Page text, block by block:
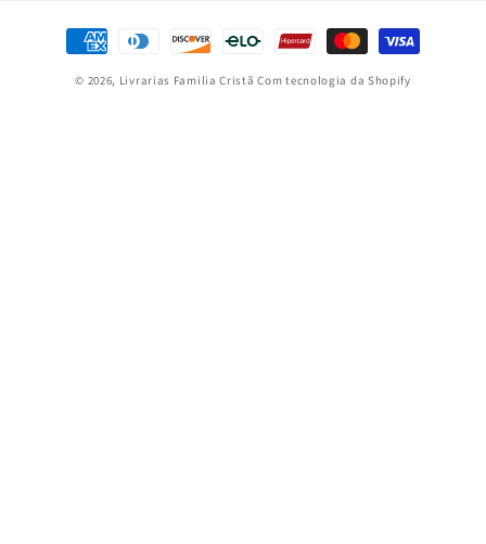
Formas
de
pagamento
© 2026, Livrarias Familia Cristã Com tecnologia da Shopify